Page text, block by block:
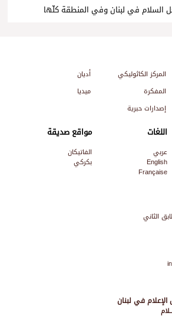
السلام في لبنان وفي المنطقة كلّها
الإعلام في لبنان
الثاني
المركز الكاثوليكي
أديان
المفكرة
ميديا
إصدارات حبرية
اللغات
عربي
English
Française
مواقع صديقة
الفاتيكان
بكركي